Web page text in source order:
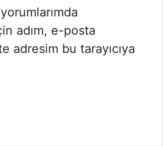
adım, e-posta
adresim bu tarayıcıya